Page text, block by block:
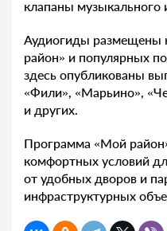
клапаны музыкального
Аудиогиды размещены
район» и популярных
здесь опубликованы
«Фили», «Марьино»,
и других.
Программа «Мой
комфортных условий
от удобных дворов и
инфраструктурных